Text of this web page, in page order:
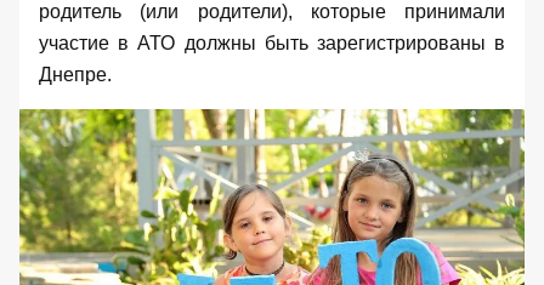
родитель (или родители), которые принимали
участие в АТО должны быть зарегистрированы в
Днепре.